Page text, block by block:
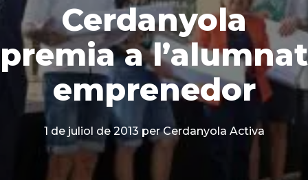
Cerdanyola
premia a l’alumnat
emprenedor
1 de juliol de 2013 per Cerdanyola Activa